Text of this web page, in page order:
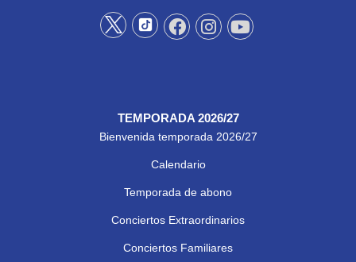
TEMPORADA 2026/27
Bienvenida temporada 2026/27
Calendario
Temporada de abono
Conciertos Extraordinarios
Conciertos Familiares